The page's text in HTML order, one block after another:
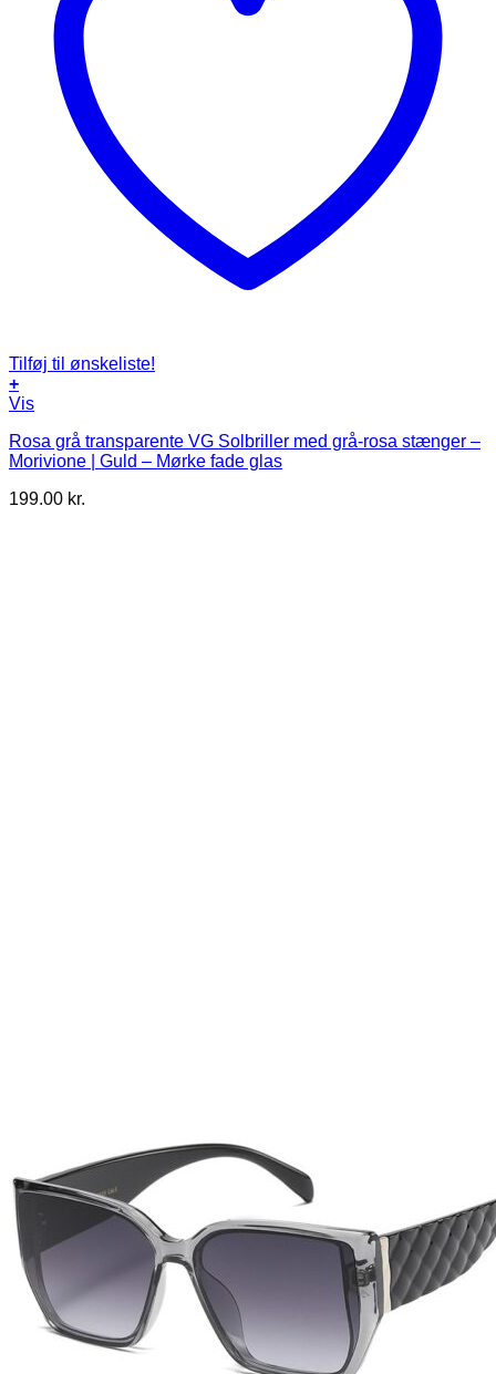
Tilføj til ønskeliste!
+
Vis
Rosa grå transparente VG Solbriller med grå-rosa stænger –
Morivione | Guld – Mørke fade glas
199.00 kr.